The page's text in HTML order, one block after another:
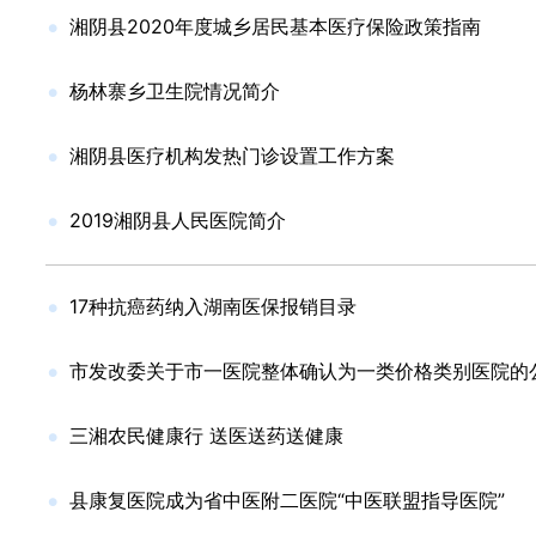
湘阴县2020年度城乡居民基本医疗保险政策指南
杨林寨乡卫生院情况简介
湘阴县医疗机构发热门诊设置工作方案
2019湘阴县人民医院简介
17种抗癌药纳入湖南医保报销目录
市发改委关于市一医院整体确认为一类价格类别医院的
三湘农民健康行 送医送药送健康
县康复医院成为省中医附二医院“中医联盟指导医院”